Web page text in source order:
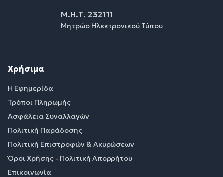
Μ.Η.Τ. 232111
Μητρώο Ηλεκτρονικού Τύπου
Χρήσιμα
Η Εφημερίδα
Τρόποι Πληρωμής
Ασφάλεια Συναλλαγών
Πολιτική Παράδοσης
Πολιτική Επιστροφών & Ακυρώσεων
Όροι Χρήσης - Πολιτική Απορρήτου
Επικοινωνία